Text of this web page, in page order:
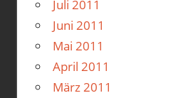
Juli 2011
Juni 2011
Mai 2011
April 2011
März 2011